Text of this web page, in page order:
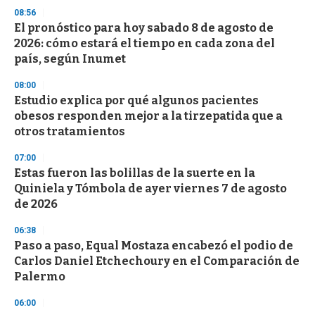
08:56
El pronóstico para hoy sabado 8 de agosto de
2026: cómo estará el tiempo en cada zona del
país, según Inumet
08:00
Estudio explica por qué algunos pacientes
obesos responden mejor a la tirzepatida que a
otros tratamientos
07:00
Estas fueron las bolillas de la suerte en la
Quiniela y Tómbola de ayer viernes 7 de agosto
de 2026
06:38
Paso a paso, Equal Mostaza encabezó el podio de
Carlos Daniel Etchechoury en el Comparación de
Palermo
06:00